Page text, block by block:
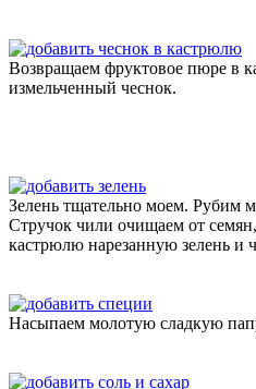
Возвращаем фруктовое пюре в
измельченный чеснок.
Зелень тщательно моем. Рубим
Стручок чили очищаем от
кастрюлю нарезанную зелень и
Насыпаем молотую сладкую